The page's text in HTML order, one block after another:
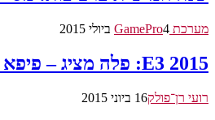
מערכת GamePro 4 ביולי 2015
E3 2015: פלה מציג – פיפא 16
רועי רן־פולק16 ביוני 2015